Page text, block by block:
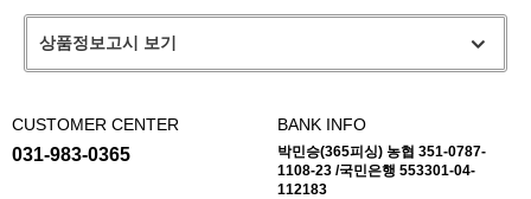
상품정보고시 보기
CUSTOMER CENTER
031-983-0365
BANK INFO
박민승(365피싱) 농협 351-0787-
1108-23 /국민은행 553301-04-
112183